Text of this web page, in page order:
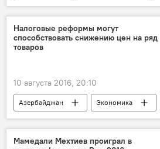
Новости мира
США
Президентские выборы в США
Налоговые реформы могут
способствовать снижению цен на ряд
товаров
10 августа 2016, 20:10
Азербайджан Экономика
Баку
Илькин Велиев
Министерство налогов АР
Мамедали Мехтиев проиграл в